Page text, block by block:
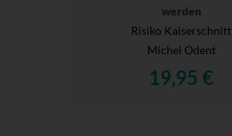
werden
Risiko Kaiserschnitt
Michel Odent
19,95 €